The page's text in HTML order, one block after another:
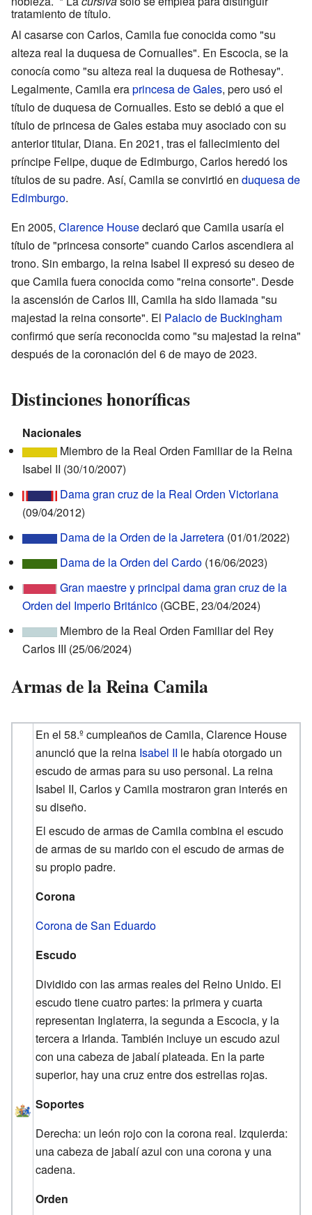
tratamiento de título.
Al casarse con Carlos, Camila fue conocida como "su
alteza real la duquesa de Cornualles". En Escocia, se la
conocía como "su alteza real la duquesa de Rothesay".
Legalmente, Camila eraprincesa de Gales, pero usó el
título de duquesa de Cornualles. Esto se debió a que el
título de princesa de Gales estaba muy asociado con su
anterior titular, Diana. En 2021, tras el fallecimiento del
príncipe Felipe, duque de Edimburgo, Carlos heredó los
títulos de su padre. Así, Camila se convirtió en duquesa de
Edimburgo.
En 2005, Clarence Housedeclaró que Camila usaría el
título de "princesa consorte" cuando Carlos ascendiera al
trono. Sin embargo, la reina Isabel II expresó su deseo de
que Camila fuera conocida como "reina consorte". Desde
la ascensión de Carlos III, Camila ha sido llamada "su
majestad la reina consorte". El Palacio de Buckingham
confirmó que sería reconocida como "su majestad la reina"
después de la coronación del 6 de mayo de 2023.
Distinciones honoríficas
Nacionales
Miembro de la Real Orden Familiar de la Reina
Isabel II (30/10/2007)
Dama gran cruz de la Real Orden Victoriana
(09/04/2012)
Dama de la Orden de la Jarretera (01/01/2022)
Dama de la Orden del Cardo (16/06/2023)
Gran maestre y principal dama gran cruz de la
Orden del Imperio Británico (GCBE, 23/04/2024)
Miembro de la Real Orden Familiar del Rey
Carlos III (25/06/2024)
Armas de la Reina Camila
En el 58.º cumpleaños de Camila, Clarence House
anunció que la reina Isabel II le había otorgado un
escudo de armas para su uso personal. La reina
Isabel II, Carlos y Camila mostraron gran interés en
su diseño.
El escudo de armas de Camila combina el escudo
de armas de su marido con el escudo de armas de
su propio padre.
Corona
Corona de San Eduardo
Escudo
Dividido con las armas reales del Reino Unido. El
escudo tiene cuatro partes: la primera y cuarta
representan Inglaterra, la segunda a Escocia, y la
tercera a Irlanda. También incluye un escudo azul
con una cabeza de jabalí plateada. En la parte
superior, hay una cruz entre dos estrellas rojas.
Soportes
Derecha: un león rojo con la corona real. Izquierda:
una cabeza de jabalí azul con una corona y una
cadena.
Orden